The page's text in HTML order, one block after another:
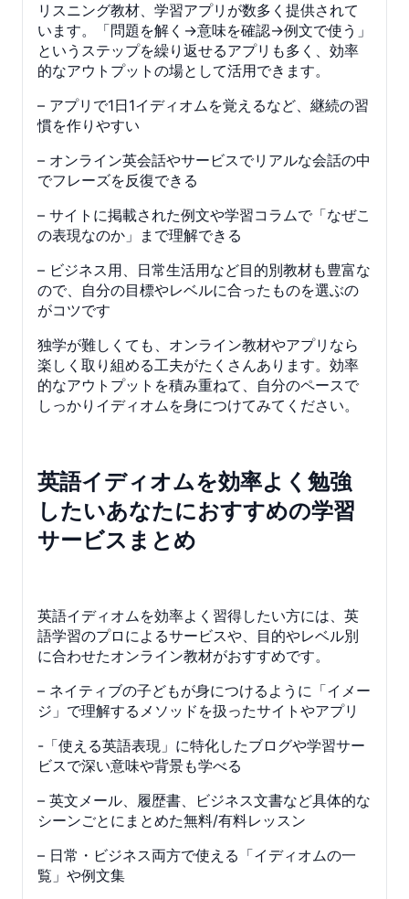
リスニング教材、学習アプリが数多く提供されて
います。「問題を解く→意味を確認→例文で使う」
というステップを繰り返せるアプリも多く、効率
的なアウトプットの場として活用できます。
– アプリで1日1イディオムを覚えるなど、継続の習
慣を作りやすい
– オンライン英会話やサービスでリアルな会話の中
でフレーズを反復できる
– サイトに掲載された例文や学習コラムで「なぜこ
の表現なのか」まで理解できる
– ビジネス用、日常生活用など目的別教材も豊富な
ので、自分の目標やレベルに合ったものを選ぶの
がコツです
独学が難しくても、オンライン教材やアプリなら
楽しく取り組める工夫がたくさんあります。効率
的なアウトプットを積み重ねて、自分のペースで
しっかりイディオムを身につけてみてください。
英語イディオムを効率よく勉強
したいあなたにおすすめの学習
サービスまとめ
英語イディオムを効率よく習得したい方には、英
語学習のプロによるサービスや、目的やレベル別
に合わせたオンライン教材がおすすめです。
– ネイティブの子どもが身につけるように「イメー
ジ」で理解するメソッドを扱ったサイトやアプリ
-「使える英語表現」に特化したブログや学習サー
ビスで深い意味や背景も学べる
– 英文メール、履歴書、ビジネス文書など具体的な
シーンごとにまとめた無料/有料レッスン
– 日常・ビジネス両方で使える「イディオムの一
覧」や例文集